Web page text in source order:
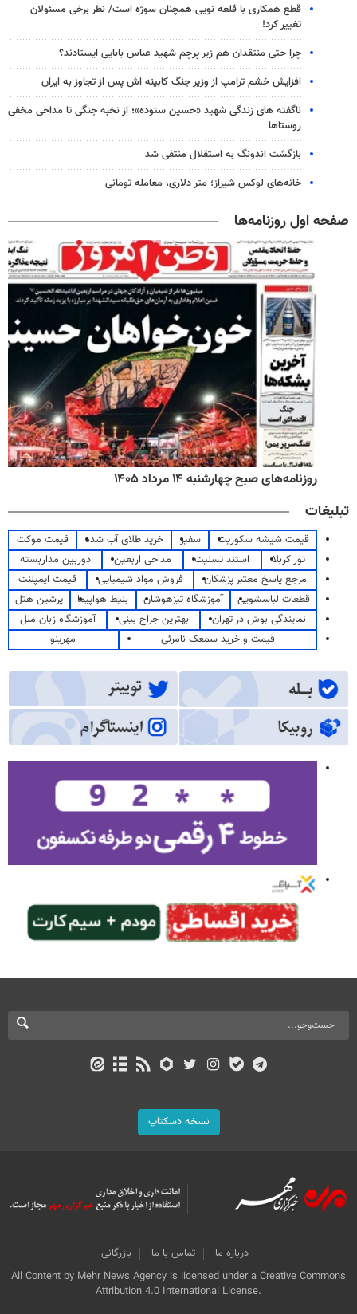
قطع همکاری با قلعه نویی همچنان سوژه است/ نظر برخی مسئولان
تغییر کرد!
چرا حتی منتقدان هم زیر پرچم شهید عباس بابایی ایستادند؟
افزایش خشم ترامپ از وزیر جنگ کابینه اش پس از تجاوز به ایران
ناگفته های زندگی شهید «حسین ستوده»؛ از نخبه جنگی تا مداحی مخفی
روستاها
بازگشت اندونگ به استقلال منتفی شد
خانه‌های لوکس شیراز؛ متر دلاری، معامله تومانی
صفحه اول روزنامه‌ها
روزنامه‌های صبح چهارشنبه ۱۴ مرداد ۱۴۰۵
تبلیغات
قیمت شیشه سکوریت سفیر خرید طلای آب شده
قیمت موکت
تور کربلا
استند تسلیت مداحی اربعین
دوربین مداربسته
مرجع پاسخ معتبر پزشکان
فروش مواد شیمیایی
قیمت ایمپلنت
قطعات لباسشویی
آموزشگاه تیزهوشان بلیط هواپیما
پرشین هتل
نمایندگی بوش در تهران
بهترین جراح بینی
آموزشگاه زبان ملل
قیمت و خرید سمعک نامرئی
مهرینو
نسخه دسکتاپ
درباره ما تماس با ما
بازرگانی
All Content by Mehr News Agency is licensed under a Creative Commons
Attribution 4.0 International License.